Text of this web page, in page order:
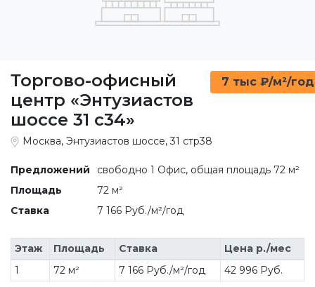
Торгово-офисный
центр «Энтузиастов
шоссе 31 c34»
7 тыс ₽/м²/год
Москва, Энтузиастов шоссе, 31 стр38
Предложений
свободно 1 Офис, общая площадь 72 м²
Площадь
72 м²
Ставка
7 166 Руб./м²/год
Этаж Площадь Ставка
Цена р./мес
1
72 м² 7 166 Руб./м²/год 42 996 Руб.